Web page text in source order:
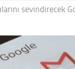
sevindirecek